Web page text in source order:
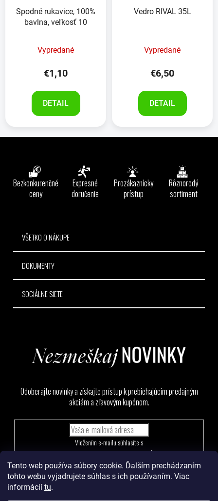
Tento web používa súbory cookie. Ďalším prechádzaním
tohto webu vyjadrujete súhlas s ich používaním. Viac
informácií tu.
Spodné rukavice, 100%
bavlna, veľkosť 10
Vypredané
€1,10
DETAIL
Vedro RIVAL 35L
Vypredané
€6,50
DETAIL
Bezkonkurenčné
ceny
Expresné
doručenie
Prozákaznícky
prístup
Rôznorodý
sortiment
VŠETKO O NÁKUPE
DOKUMENTY
SOCIÁLNE SIETE
Odoberajte novinky a získajte prístup k prebiehajúcim predajným
akciám a zľavovým kupónom.
podmienkami ochrany osobných údajov
PRIHLÁSIŤ